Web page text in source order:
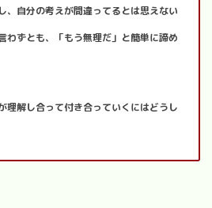
、自分の考えが間違ってるとは思えない
わずとも、「もう無理だ」と簡単に諦め
理解し合って付き合っていくにはどうし